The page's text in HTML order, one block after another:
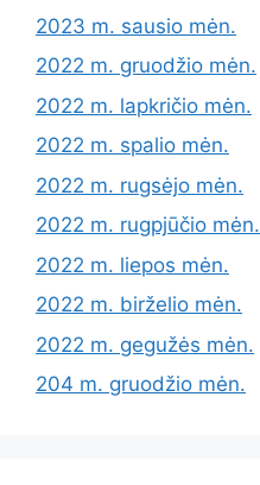
2023 m. sausio mėn.
2022 m. gruodžio mėn.
2022 m. lapkričio mėn.
2022 m. spalio mėn.
2022 m. rugsėjo mėn.
2022 m. rugpjūčio mėn.
2022 m. liepos mėn.
2022 m. birželio mėn.
2022 m. gegužės mėn.
204 m. gruodžio mėn.